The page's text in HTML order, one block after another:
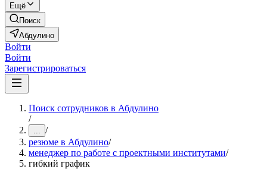
Ещё
Поиск
Абдулино
Войти
Войти
Зарегистрироваться
Поиск сотрудников в Абдулино
/
... /
резюме в Абдулино/
менеджер по работе с проектными институтами/
гибкий график